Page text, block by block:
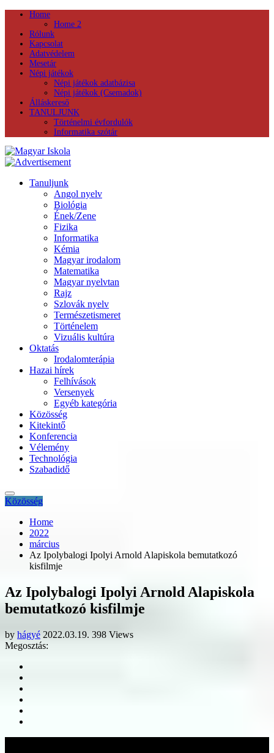
Home
Home 2
Rólunk
Kapcsolat
Adatvédelem
Mesetár
Népi játékok
Népi játékok adatbázisa
Népi játékok (Csemadok)
Álláskereső
TANULJUNK
Történelmi évfordulók
Informatika szótár
Tanuljunk
Angol nyelv
Biológia
Ének/Zene
Fizika
Informatika
Kémia
Magyar irodalom
Matematika
Magyar nyelvtan
Rajz
Szlovák nyelv
Természetismeret
Történelem
Vizuális kultúra
Oktatás
Irodalomterápia
Hazai hírek
Felhívások
Versenyek
Egyéb kategória
Közösség
Kitekintő
Konferencia
Vélemény
Technológia
Szabadidő
Közösség
Home
2022
március
Az Ipolybalogi Ipolyi Arnold Alapiskola bemutatkozó
kisfilmje
Az Ipolybalogi Ipolyi Arnold Alapiskola
bemutatkozó kisfilmje
by hágyé 2022.03.19. 398 Views
Megosztás: